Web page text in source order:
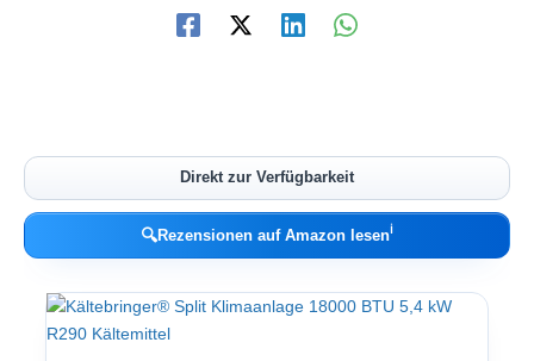
Direkt zur Verfügbarkeit
🔍Rezensionen auf Amazon lesenℹ︎